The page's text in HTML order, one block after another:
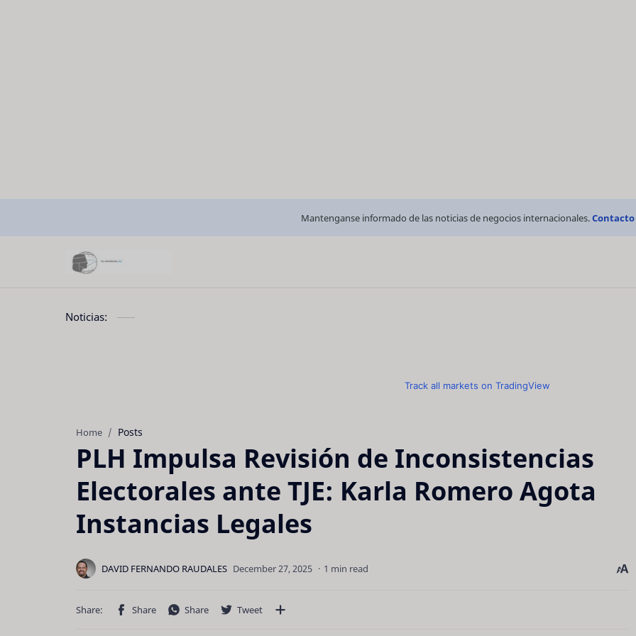
Mantenganse informado de las noticias de negocios internacionales.Contacto
Noticias:
Track all markets on TradingView
Home Posts
PLH Impulsa Revisión de Inconsistencias
Electorales ante TJE: Karla Romero Agota
Instancias Legales
1 min read